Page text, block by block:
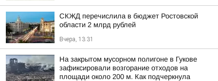
СКЖД перечислила в бюджет Ростовской
области 2 млрд рублей
Вчера, 13:31
На закрытом мусорном полигоне в Гукове
зафиксировали возгорание отходов на
площади около 200 м. Как подчеркнула